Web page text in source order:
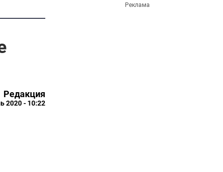
Редакция
2020 - 10:22
Реклама